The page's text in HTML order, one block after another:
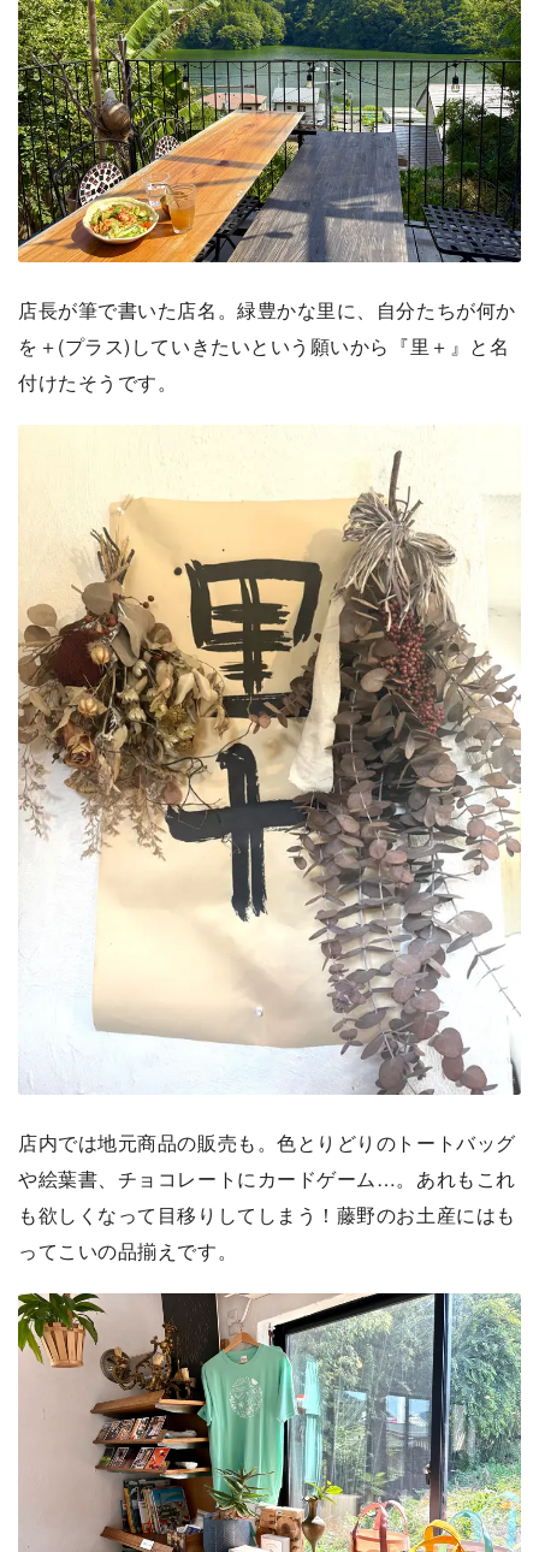
店長が筆で書いた店名。緑豊かな里に、自分たちが何か
を＋(プラス)していきたいという願いから『里＋』と名
付けたそうです。
店内では地元商品の販売も。色とりどりのトートバッグ
や絵葉書、チョコレートにカードゲーム…。あれもこれ
も欲しくなって目移りしてしまう！藤野のお土産にはも
ってこいの品揃えです。